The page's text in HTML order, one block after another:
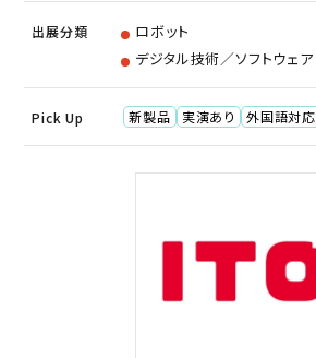
出展分類
ロボット
デジタル技術／ソフトウェア
Pick Up 新製品 実演あり 外国語対応